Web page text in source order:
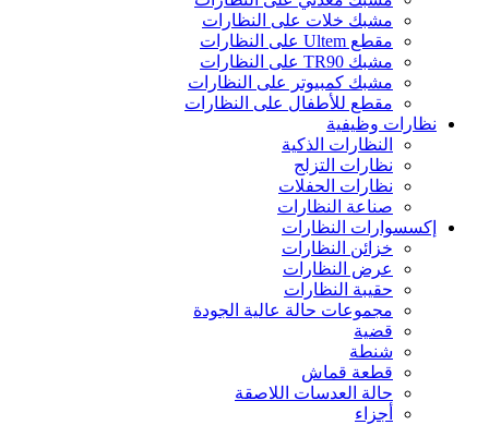
مشبك خلات على النظارات
مقطع Ultem على النظارات
مشبك TR90 على النظارات
مشبك كمبيوتر على النظارات
مقطع للأطفال على النظارات
نظارات وظيفية
النظارات الذكية
نظارات التزلج
نظارات الحفلات
صناعة النظارات
إكسسوارات النظارات
خزائن النظارات
عرض النظارات
حقيبة النظارات
مجموعات حالة عالية الجودة
قضية
شنطة
قطعة قماش
حالة العدسات اللاصقة
أجزاء